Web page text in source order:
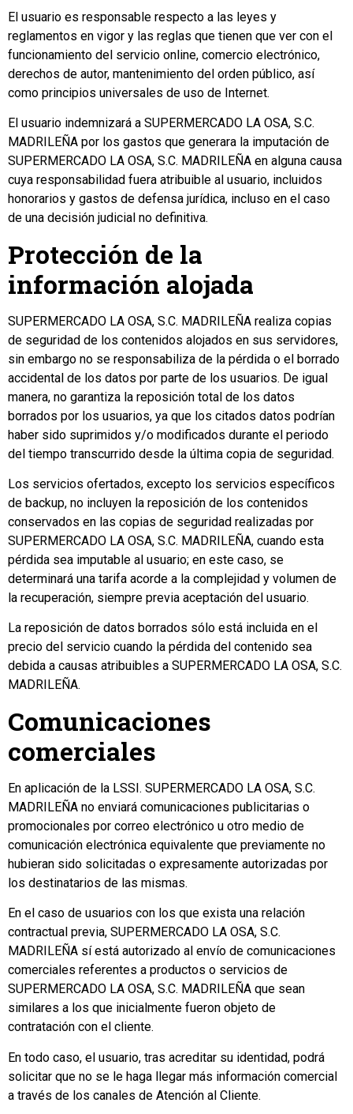
El usuario es responsable respecto a las leyes y
reglamentos en vigor y las reglas que tienen que ver con el
funcionamiento del servicio online, comercio electrónico,
derechos de autor, mantenimiento del orden público, así
como principios universales de uso de Internet.
El usuario indemnizará a SUPERMERCADO LA OSA, S.C.
MADRILEÑA por los gastos que generara la imputación de
SUPERMERCADO LA OSA, S.C. MADRILEÑA en alguna causa
cuya responsabilidad fuera atribuible al usuario, incluidos
honorarios y gastos de defensa jurídica, incluso en el caso
de una decisión judicial no definitiva.
Protección de la
información alojada
SUPERMERCADO LA OSA, S.C. MADRILEÑA realiza copias
de seguridad de los contenidos alojados en sus servidores,
sin embargo no se responsabiliza de la pérdida o el borrado
accidental de los datos por parte de los usuarios. De igual
manera, no garantiza la reposición total de los datos
borrados por los usuarios, ya que los citados datos podrían
haber sido suprimidos y/o modificados durante el periodo
del tiempo transcurrido desde la última copia de seguridad.
Los servicios ofertados, excepto los servicios específicos
de backup, no incluyen la reposición de los contenidos
conservados en las copias de seguridad realizadas por
SUPERMERCADO LA OSA, S.C. MADRILEÑA, cuando esta
pérdida sea imputable al usuario; en este caso, se
determinará una tarifa acorde a la complejidad y volumen de
la recuperación, siempre previa aceptación del usuario.
La reposición de datos borrados sólo está incluida en el
precio del servicio cuando la pérdida del contenido sea
debida a causas atribuibles a SUPERMERCADO LA OSA, S.C.
MADRILEÑA.
Comunicaciones
comerciales
En aplicación de la LSSI. SUPERMERCADO LA OSA, S.C.
MADRILEÑA no enviará comunicaciones publicitarias o
promocionales por correo electrónico u otro medio de
comunicación electrónica equivalente que previamente no
hubieran sido solicitadas o expresamente autorizadas por
los destinatarios de las mismas.
En el caso de usuarios con los que exista una relación
contractual previa, SUPERMERCADO LA OSA, S.C.
MADRILEÑA sí está autorizado al envío de comunicaciones
comerciales referentes a productos o servicios de
SUPERMERCADO LA OSA, S.C. MADRILEÑA que sean
similares a los que inicialmente fueron objeto de
contratación con el cliente.
En todo caso, el usuario, tras acreditar su identidad, podrá
solicitar que no se le haga llegar más información comercial
a través de los canales de Atención al Cliente.